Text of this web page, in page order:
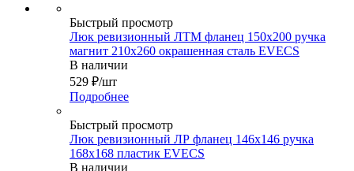
Быстрый просмотр
Люк ревизионный ЛТМ фланец 150х200 ручка
магнит 210х260 окрашенная сталь EVECS
В наличии
529 ₽/шт
Подробнее
Быстрый просмотр
Люк ревизионный ЛР фланец 146х146 ручка
168х168 пластик EVECS
В наличии